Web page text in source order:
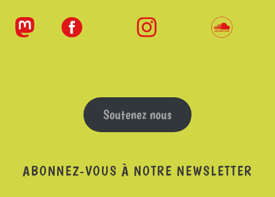
Soutenez nous
ABONNEZ-VOUS À NOTRE NEWSLETTER